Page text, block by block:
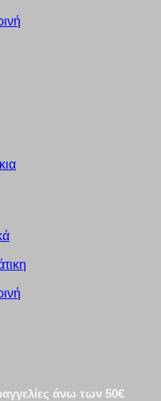
άνω των 50€